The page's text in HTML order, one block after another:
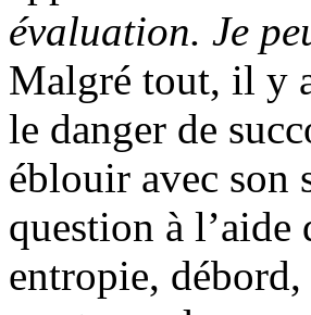
évaluation. Je
Malgré tout, il y
le danger de
éblouir avec son
question à
entropie, débord,